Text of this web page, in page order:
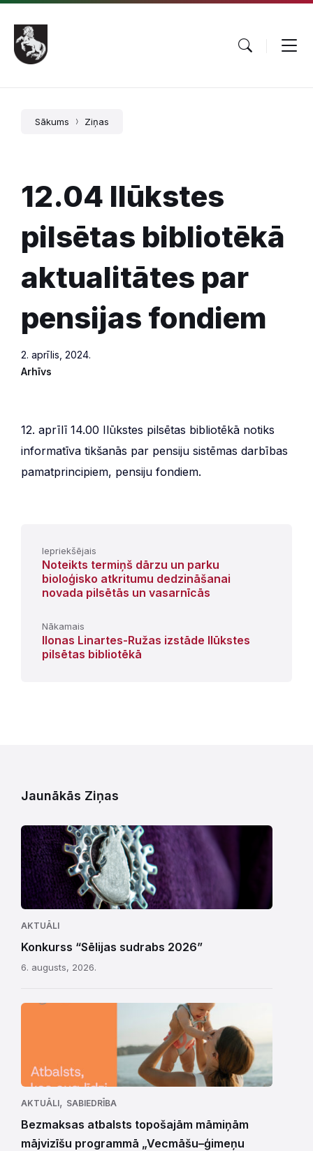
Pāriet
saturu
Skip
main
navigation
Skip
footer
Sākums Ziņas
12.04 Ilūkstes
pilsētas bibliotēkā
aktualitātes par
pensijas fondiem
2. aprīlis, 2024.
Arhīvs
12. aprīlī 14.00 Ilūkstes pilsētas bibliotēkā notiks
informatīva tikšanās par pensiju sistēmas darbības
pamatprincipiem, pensiju fondiem.
Iepriekšējais
Noteikts termiņš dārzu un parku
bioloģisko atkritumu dedzināšanai
novada pilsētās un vasarnīcās
Nākamais
Ilonas Linartes-Ružas izstāde Ilūkstes
pilsētas bibliotēkā
Jaunākās Ziņas
AKTUĀLI
Konkurss “Sēlijas sudrabs 2026”
6. augusts, 2026.
AKTUĀLI, SABIEDRĪBA
Bezmaksas atbalsts topošajām māmiņām
mājvizīšu programmā „Vecmāšu–ģimeņu